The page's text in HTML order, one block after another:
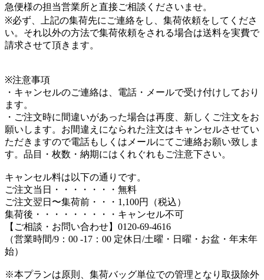
急便様の担当営業所と直接ご相談くださいませ。
※必ず、上記の集荷先にご連絡をし、集荷依頼をしてくださ
い。それ以外の方法で集荷依頼をされる場合は送料を実費で
請求させて頂きます。
※注意事項
・キャンセルのご連絡は、電話・メールで受け付けしており
ます。
・ご注文時に間違いがあった場合は再度、新しくご注文をお
願いします。お間違えになられた注文はキャンセルさせてい
ただきますので電話もしくはメールにてご連絡お願い致しま
す。品目・枚数・納期にはくれぐれもご注意下さい。
キャンセル料は以下の通りです。
ご注文当日・・・・・・・無料
ご注文翌日〜集荷前・・・1,100円（税込）
集荷後・・・・・・・・・キャンセル不可
【ご相談・お問い合わせ】0120-69-4616
（営業時間/9：00 -17：00 定休日/土曜・日曜・お盆・年末年
始）
※本プランは原則、集荷バッグ単位での管理となり取扱除外